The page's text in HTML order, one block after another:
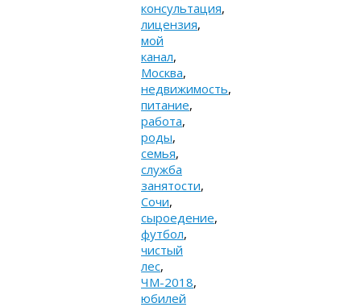
консультация,
лицензия,
мой
канал,
Москва,
недвижимость,
питание,
работа,
роды,
семья,
служба
занятости,
Сочи,
сыроедение,
футбол,
чистый
лес,
ЧМ-2018,
юбилей